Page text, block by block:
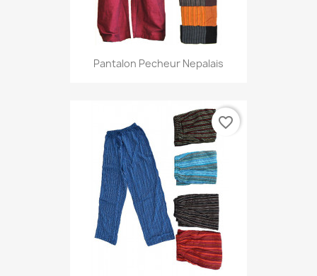
Pantalon Pecheur Nepalais
favorite_border